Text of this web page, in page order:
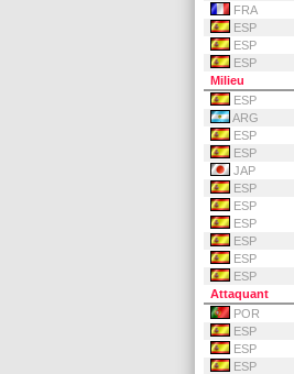
FRA
ESP
ESP
ESP
Milieu
ESP
ARG
ESP
ESP
JAP
ESP
ESP
ESP
ESP
ESP
ESP
Attaquant
POR
ESP
ESP
ESP